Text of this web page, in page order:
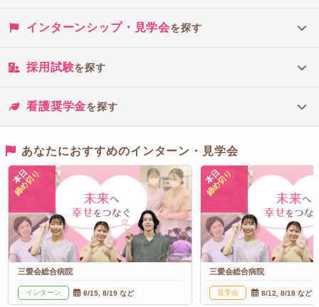
インターンシップ・見学会を探す
採用試験を探す
看護奨学金を探す
あなたにおすすめのインターン・見学会
本日
締め切り
三愛会総合病院
インターン 8/15, 8/19 など
本日
締め切り
三愛会総合病院
見学会 8/12, 8/18 など